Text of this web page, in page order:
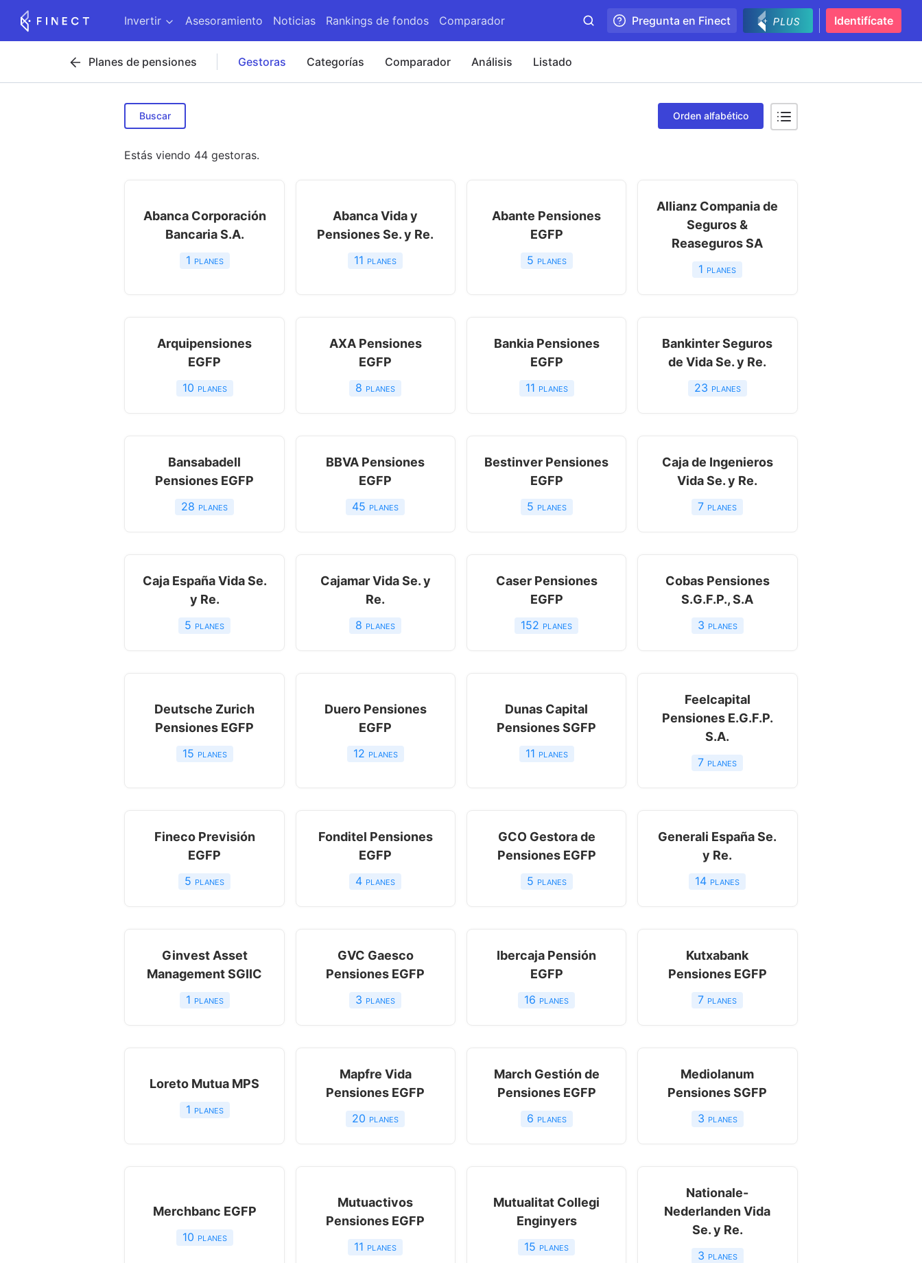
Invertir Asesoramiento Noticias Rankings de fondos Comparador Pregunta en Finect Identifícate
Planes de pensiones Gestoras Categorías Comparador Análisis Listado
Buscar Orden alfabético
Estás viendo 44 gestoras.
Abanca Corporación
Bancaria S.A.
1 planes
Abanca Vida y
Pensiones Se. y Re.
11 planes
Abante Pensiones
EGFP
5 planes
Allianz Compania de
Seguros &
Reaseguros SA
1 planes
Arquipensiones
EGFP
10 planes
AXA Pensiones
EGFP
8 planes
Bankia Pensiones
EGFP
11 planes
Bankinter Seguros
de Vida Se. y Re.
23 planes
Bansabadell
Pensiones EGFP
28 planes
BBVA Pensiones
EGFP
45 planes
Bestinver Pensiones
EGFP
5 planes
Caja de Ingenieros
Vida Se. y Re.
7 planes
Caja España Vida Se.
y Re.
5 planes
Cajamar Vida Se. y
Re.
8 planes
Caser Pensiones
EGFP
152 planes
Cobas Pensiones
S.G.F.P., S.A
3 planes
Deutsche Zurich
Pensiones EGFP
15 planes
Duero Pensiones
EGFP
12 planes
Dunas Capital
Pensiones SGFP
11 planes
Feelcapital
Pensiones E.G.F.P.
S.A.
7 planes
Fineco Previsión
EGFP
5 planes
Fonditel Pensiones
EGFP
4 planes
GCO Gestora de
Pensiones EGFP
5 planes
Generali España Se.
y Re.
14 planes
Ginvest Asset
Management SGIIC
1 planes
GVC Gaesco
Pensiones EGFP
3 planes
Ibercaja Pensión
EGFP
16 planes
Kutxabank
Pensiones EGFP
7 planes
Loreto Mutua MPS
1 planes
Mapfre Vida
Pensiones EGFP
20 planes
March Gestión de
Pensiones EGFP
6 planes
Mediolanum
Pensiones SGFP
3 planes
Merchbanc EGFP
10 planes
Mutuactivos
Pensiones EGFP
11 planes
Mutualitat Collegi
Enginyers
15 planes
Nationale-
Nederlanden Vida
Se. y Re.
3 planes